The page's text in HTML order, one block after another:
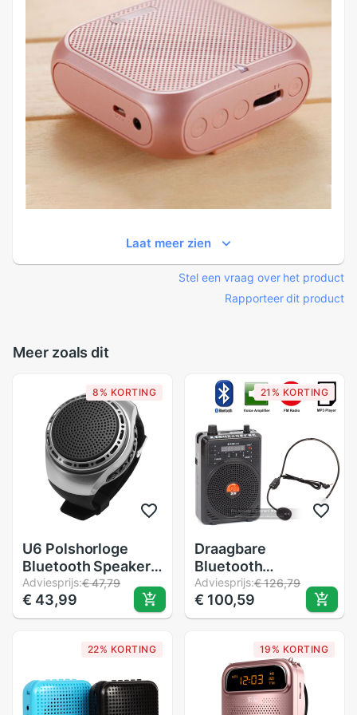
Laat meer zien
Stel een vraag over het product
Rapporteer dit product
Meer zoals dit
8% KORTING
U6 Polshorloge
Bluetooth Speaker
Kaart met Radio FM
Draagbare Outdoor
Sport Running LED
Geheugenkaart
Adviesprijs:€ 47,79
€ 43,99
21% KORTING
Draagbare
Bluetooth
Megafoon Voice
Versterker Booster
Headset Microfoon
Speler Fm Radio
Leraar Gids
Adviesprijs:€ 126,79
€ 100,59
22% KORTING 19% KORTING